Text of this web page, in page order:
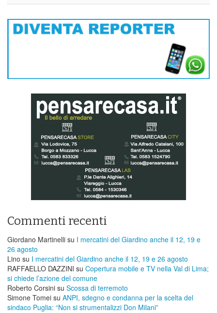
Commenti recenti
Giordano Martinelli su I mercatini del Giardino anche il 12, 19 e
26 agosto
Lino su I mercatini del Giardino anche il 12, 19 e 26 agosto
RAFFAELLO DAZZINI su ​Copertura mobile e TV nella Val di Lima;
si chiede l’azione del comune
Roberto Corsini su Scossa di terremoto
Simone Tomei su ANPI, sdegno e condanna per la scelta del
sindaco Puglia: “Non si strumentalizzi Don Milani”